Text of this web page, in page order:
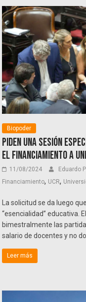
Biopoder
Piden una sesión
el financiamiento a
11/08/2024 Eduardo
Financiamiento, UCR,
La solicitud se da luego
“esencialidad” educativa.
bimestralmente las
salario de docentes y no
Leer más